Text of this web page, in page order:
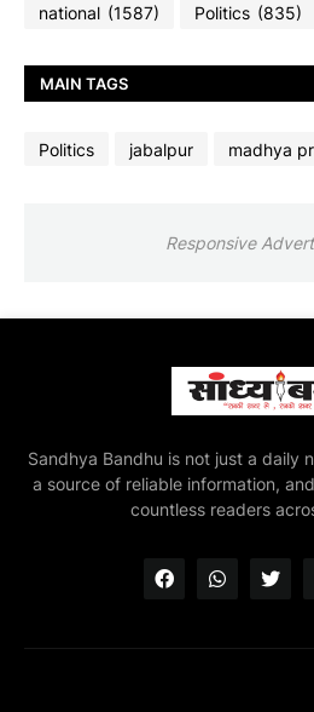
national (1587) Politics (835)
MAIN TAGS
Politics jabalpur madhya
Responsive
Sandhya Bandhu is not just a daily
a source of reliable information,
countless readers